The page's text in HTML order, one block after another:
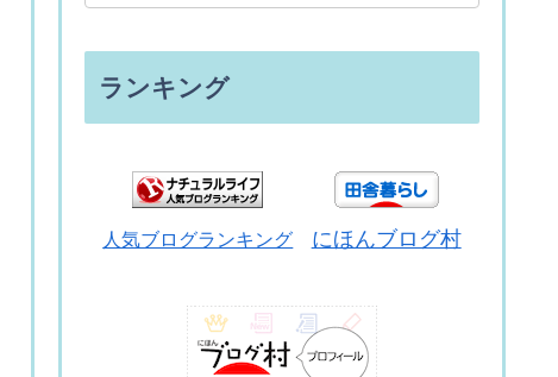
ランキング
人気ブログランキング にほんブログ村